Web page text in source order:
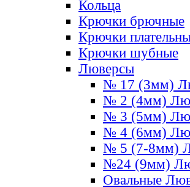
Кольца
Крючки брючные
Крючки
Крючки шубные
Люверсы
№ 17 (3мм)
№ 2 (4мм)
№ 3 (5мм)
№ 4 (6мм)
№ 5 (7-8мм)
№24 (9мм)
Овальные